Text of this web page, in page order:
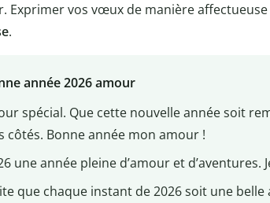
Exprimer vos vœux de manière
.
année 2026 amour
spécial. Que cette nouvelle année soit
côtés. Bonne année mon amour !
une année pleine d’amour et d’aventures.
que chaque instant de 2026 soit une belle